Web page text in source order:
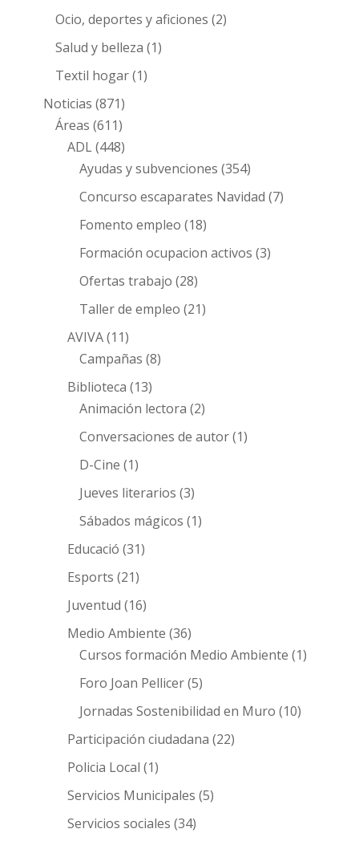
Ocio, deportes y aficiones (2)
Salud y belleza (1)
Textil hogar(1)
Noticias (871)
Áreas (611)
ADL(448)
Ayudas y subvenciones (354)
Concurso escaparates Navidad (7)
Fomento empleo (18)
Formación ocupacion activos (3)
Ofertas trabajo (28)
Taller de empleo (21)
AVIVA(11)
Campañas (8)
Biblioteca (13)
Animación lectora (2)
Conversaciones de autor(1)
D-Cine (1)
Jueves literarios (3)
Sábados mágicos (1)
Educació (31)
Esports (21)
Juventud (16)
Medio Ambiente (36)
Cursos formación Medio Ambiente (1)
Foro Joan Pellicer(5)
Jornadas Sostenibilidad en Muro (10)
Participación ciudadana (22)
Policia Local (1)
Servicios Municipales (5)
Servicios sociales (34)